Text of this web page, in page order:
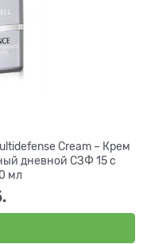
Cream – Крем
дневной СЗФ 15 с
мл